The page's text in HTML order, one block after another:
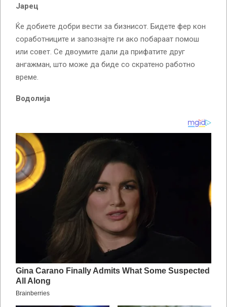
Јарец
Ќе добиете добри вести за бизнисот. Бидете фер кон
соработниците и запознајте ги ако побараат помош
или совет. Се двоумите дали да прифатите друг
ангажман, што може да биде со скратено работно
време.
Водолија